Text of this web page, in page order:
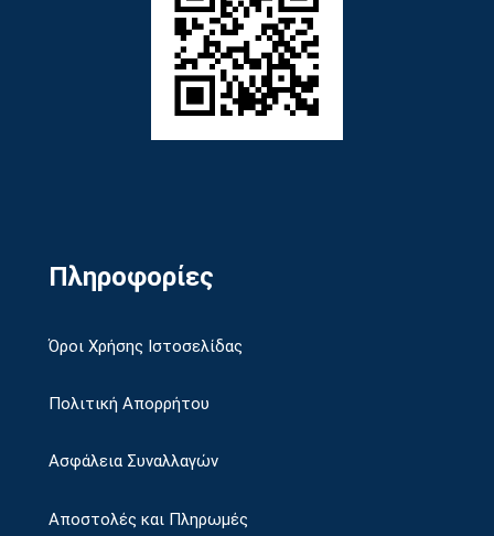
Πληροφορίες
Όροι Χρήσης Ιστοσελίδας
Πολιτική Απορρήτου
Ασφάλεια Συναλλαγών
Αποστολές και Πληρωμές